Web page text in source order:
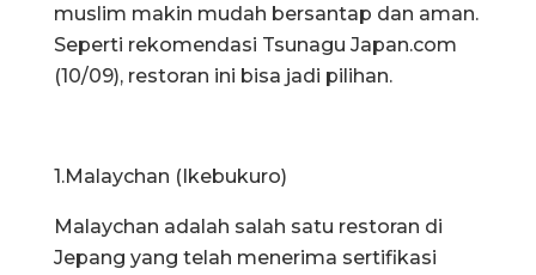
muslim makin mudah bersantap dan aman.
Seperti rekomendasi Tsunagu Japan.com
(10/09), restoran ini bisa jadi pilihan.
1.Malaychan (Ikebukuro)
Malaychan adalah salah satu restoran di
Jepang yang telah menerima sertifikasi